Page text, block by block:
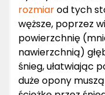
rozmiarod tych
węższe, poprzez
powierzchnię
nawierzchnią)
śnieg, ułatwiając
duże opony